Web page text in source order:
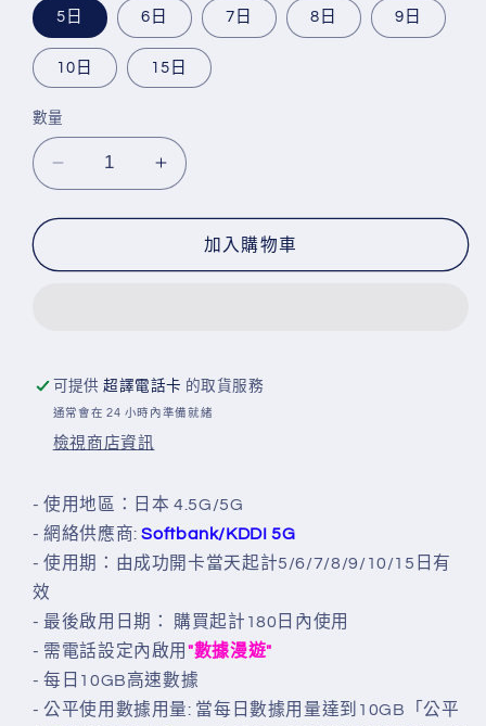
5日 6日 7日 8日 9日
10日 15日
數量
無
限
上
卡
數
量
少
Topsi【日
5/7/8/10/15
無
限
卡
數
量
加
加入購物車
可提供超譯電話卡 的取貨服務
通常會在 24 小時內準備就緒
檢視商店資訊
- 使用地區：日本 4.5G/5G
- 網絡供應商:Softbank/KDDI 5G
- 使用期：由成功開卡當天起計5/6/7/8/9/10/15日有
效
- 最後啟用日期： 購買起計180日內使用
- 需電話設定內啟用"數據漫遊"
- 每日10GB高速數據
- 公平使用數據用量: 當每日數據用量達到10GB「公平